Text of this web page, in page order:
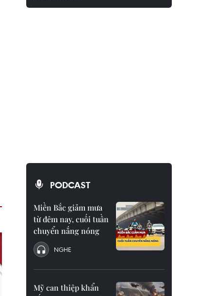
PODCAST
Miền Bắc giảm mưa
từ đêm nay, cuối tuần
chuyển nắng nóng
NGHE
Mỹ can thiệp khẩn